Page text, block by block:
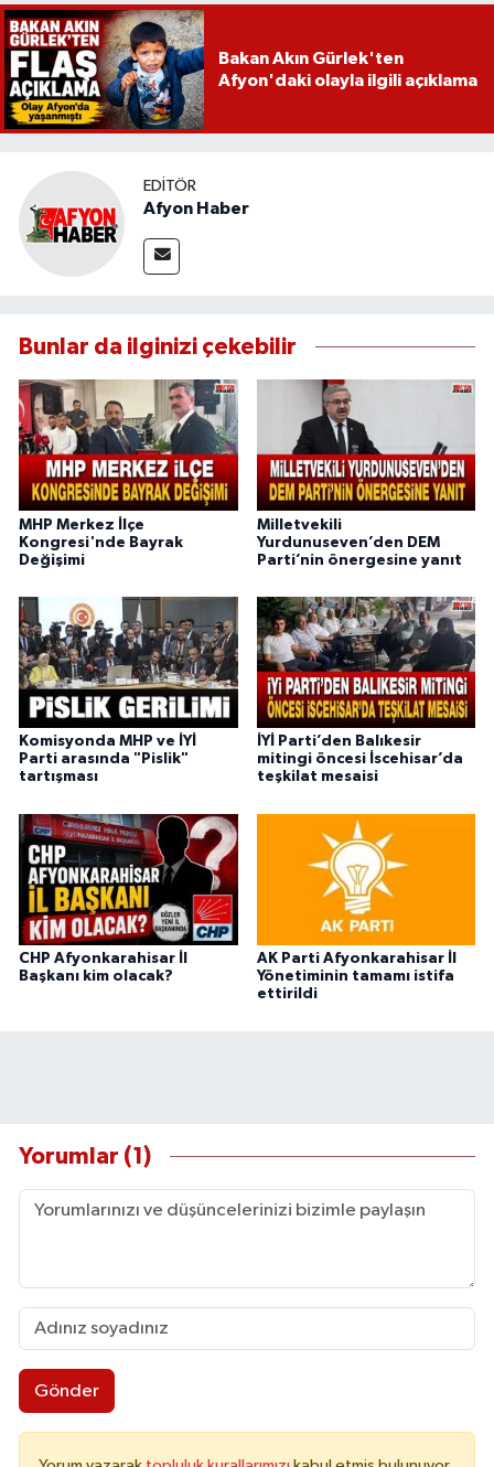
Bakan Akın Gürlek'ten
Afyon'daki olayla ilgili açıklama
EDITÖR
Afyon Haber
Bunlar da ilginizi çekebilir
MHP Merkez İlçe
Kongresi'nde Bayrak
Değişimi
Milletvekili
Yurdunuseven’den DEM
Parti’nin önergesine yanıt
Komisyonda MHP ve İYİ
Parti arasında "Pislik"
tartışması
İYİ Parti’den Balıkesir
mitingi öncesi İscehisar’da
teşkilat mesaisi
CHP Afyonkarahisar İl
Başkanı kim olacak?
AK Parti Afyonkarahisar İl
Yönetiminin tamamı istifa
ettirildi
Yorumlar (1)
Gönder